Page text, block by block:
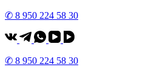
✆ 8 950 224 58 30
✆ 8 950 224 58 30